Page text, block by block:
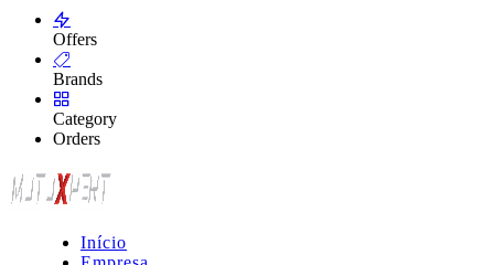
Offers
Brands
Category
Orders
Início